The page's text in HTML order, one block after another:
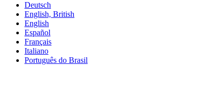
Deutsch
English, British
English
Español
Français
Italiano
Português do Brasil